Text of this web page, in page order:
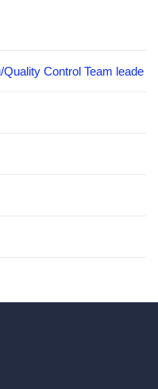
Control Team leade